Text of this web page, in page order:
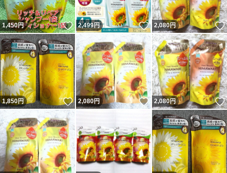
1,450円 いいね！
2,499円 いいね！
2,080円
1,850円 いいね！
2,080円 いいね！
2,080円